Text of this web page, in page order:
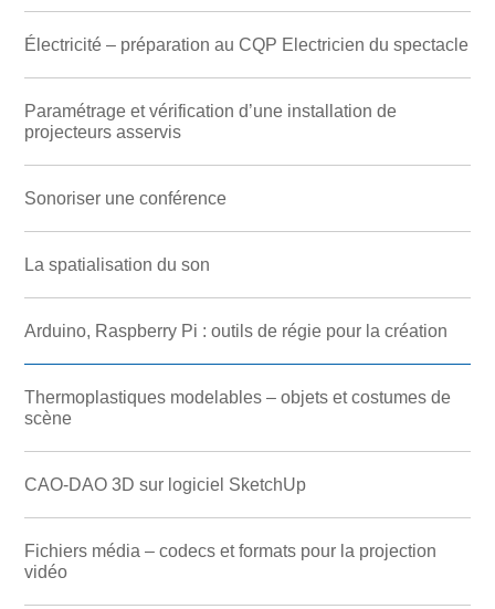
Électricité – préparation au CQP Electricien du spectacle
Paramétrage et vérification d’une installation de
projecteurs asservis
Sonoriser une conférence
La spatialisation du son
Arduino, Raspberry Pi : outils de régie pour la création
Thermoplastiques modelables – objets et costumes de
scène
CAO-DAO 3D sur logiciel SketchUp
Fichiers média – codecs et formats pour la projection
vidéo